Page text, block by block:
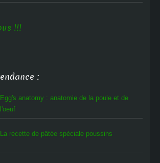
!!!
:
Egg's anatomy : anatomie de la poule et de
l'oeuf
La recette de pâtée spéciale poussins